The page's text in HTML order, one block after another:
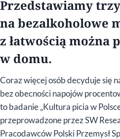
Przedstawiamy
na bezalkoholowe
z łatwością można
w domu.
Coraz więcej osób decyduje się
bez obecności napojów
to badanie „Kultura picia w
przeprowadzone przez SW
Pracodawców Polski Przemysł